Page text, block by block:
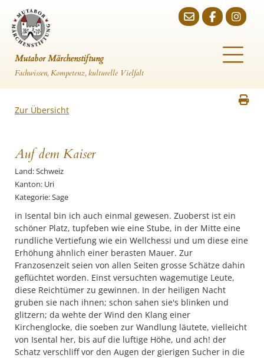
Mutabor Märchenstiftung
Fachwissen, Kompetenz, kulturelle Vielfalt
Zur Übersicht
Auf dem Kaiser
Land: Schweiz
Kanton: Uri
Kategorie: Sage
in Isental bin ich auch einmal gewesen. Zuoberst ist ein
schöner Platz, tupfeben wie eine Stube, in der Mitte eine
rundliche Vertiefung wie ein Wellchessi und um diese eine
Erhöhung ähnlich einer berasten Mauer. Zur
Franzosenzeit seien von allen Seiten grosse Schätze dahin
geflüchtet worden. Einst versuchten wagemutige Leute,
diese Reichtümer zu gewinnen. In der heiligen Nacht
gruben sie nach ihnen; schon sahen sie's blinken und
glitzern; da wehte der Wind den Klang einer
Kirchenglocke, die soeben zur Wandlung läutete, vielleicht
von Isental her, bis auf die luftige Höhe, und ach! der
Schatz verschliff vor den Augen der gierigen Sucher in die